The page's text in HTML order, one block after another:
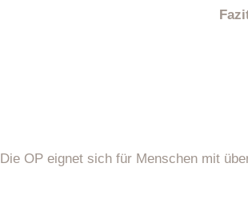
Die OP eignet sich für Menschen mit